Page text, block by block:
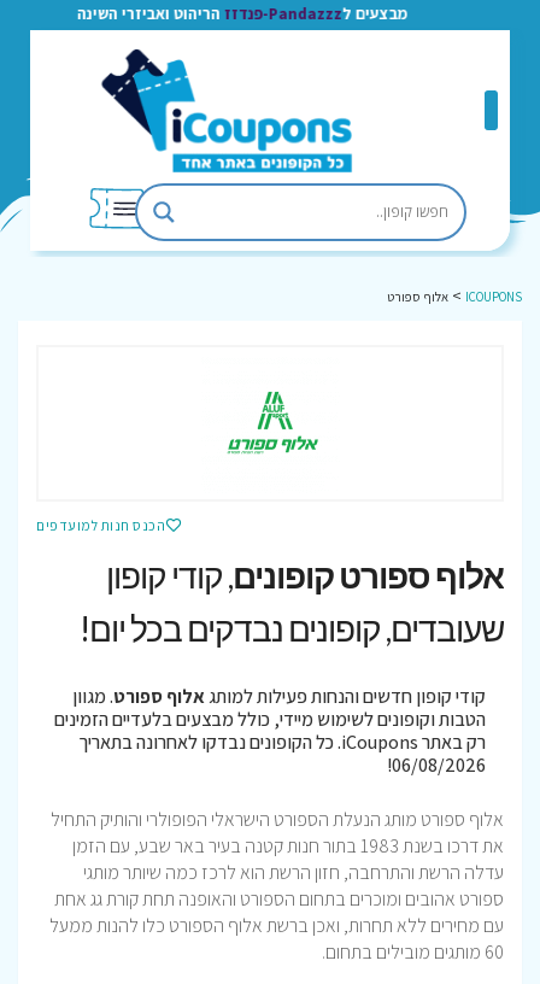
מבצעים לPandazzz-פנדזז הריהוט ואביזרי השינה
ICOUPONS
> אלוף ספורט
הכנס חנות למועדפים
אלוף ספורט קופונים, קודי קופון
שעובדים, קופונים נבדקים בכל יום!
קודי קופון חדשים והנחות פעילות למותגאלוף ספורט. מגוון
הטבות וקופונים לשימוש מיידי, כולל מבצעים בלעדיים הזמינים
רק באתר iCoupons. כל הקופונים נבדקו לאחרונה בתאריך
06/08/2026!
אלוף ספורט מותג הנעלת הספורט הישראלי הפופולרי והותיק התחיל
את דרכו בשנת 1983 בתור חנות קטנה בעיר באר שבע, עם הזמן
עדלה הרשת והתרחבה, חזון הרשת הוא לרכז כמה שיותר מותגי
ספורט אהובים ומוכרים בתחום הספורט והאופנה תחת קורת גג אחת
עם מחירים ללא תחרות, ואכן ברשת אלוף הספורט כלו להנות ממעל
60 מותגים מובילים בתחום.